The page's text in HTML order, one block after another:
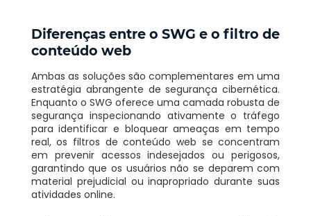
Diferenças entre o SWG e o filtro de
conteúdo web
Ambas as soluções são complementares em uma
estratégia abrangente de segurança cibernética.
Enquanto o SWG oferece uma camada robusta de
segurança inspecionando ativamente o tráfego
para identificar e bloquear ameaças em tempo
real, os filtros de conteúdo web se concentram
em prevenir acessos indesejados ou perigosos,
garantindo que os usuários não se deparem com
material prejudicial ou inapropriado durante suas
atividades online.